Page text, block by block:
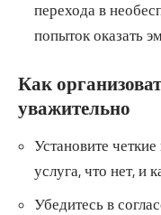
перехода в
попыток оказать
Как
уважительно
Установите
услуга, что нет, и
Убедитесь в